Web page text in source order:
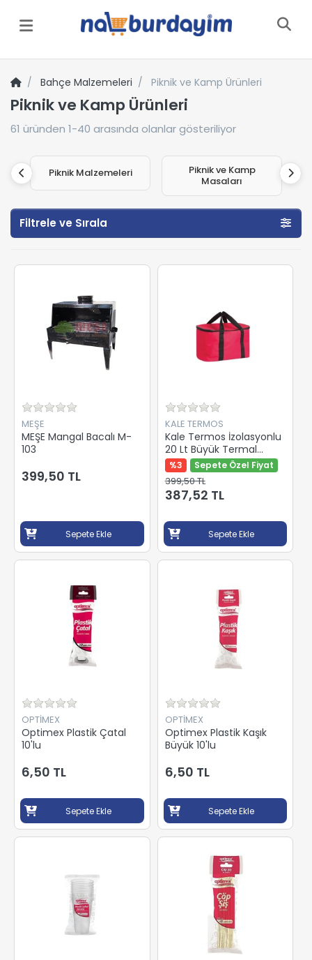
Menü
Bahçe Malzemeleri Piknik ve Kamp Ürünleri
Piknik ve Kamp Ürünleri
61 üründen 1-40 arasında olanlar gösteriliyor
Piknik Malzemeleri
Piknik ve Kamp
Masaları
Filtrele ve Sırala
MEŞE
MEŞE Mangal Bacalı M-
103
399,50 TL
Sepete Ekle
KALE TERMOS
Kale Termos İzolasyonlu
20 Lt Büyük Termal
Çanta 1082
%3 Sepete Özel Fiyat
399,50 TL
387,52 TL
Sepete Ekle
OPTİMEX
Optimex Plastik Çatal
10'lu
6,50 TL
Sepete Ekle
OPTİMEX
Optimex Plastik Kaşık
Büyük 10'lu
6,50 TL
Sepete Ekle